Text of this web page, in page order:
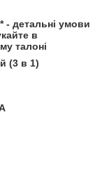
- детальні умови
в
талоні
(3 в 1)